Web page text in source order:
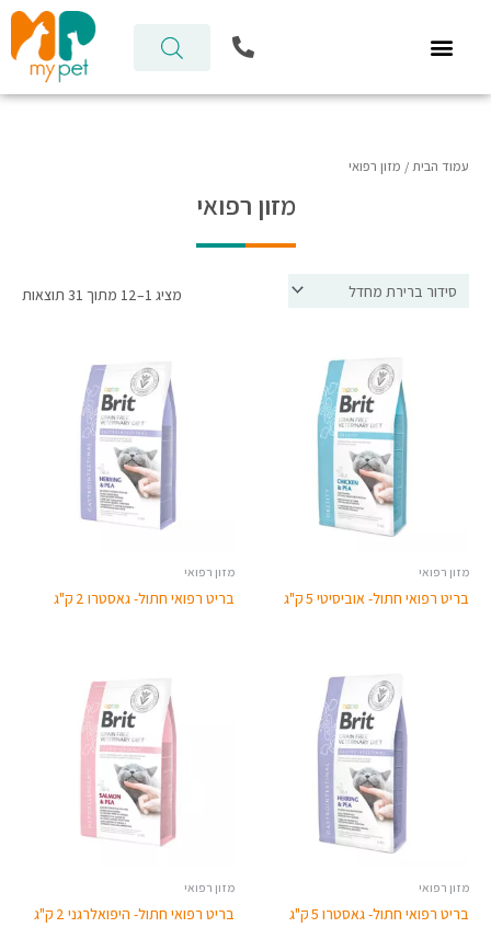
n
עמוד הבית/ מזון רפואי
מזון רפואי
מציג 1–12 מתוך 31 תוצאות
מזון רפואי
בריט רפואי חתול- אוביסיטי 5 ק"ג
מזון רפואי
בריט רפואי חתול- גאסטרו 2 ק"ג
מזון רפואי
בריט רפואי חתול- גאסטרו 5 ק"ג
מזון רפואי
בריט רפואי חתול- היפואלרגני 2 ק"ג